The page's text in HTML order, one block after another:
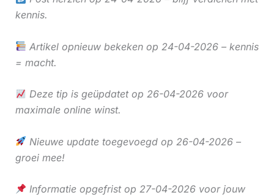
kennis.
Artikel opnieuw bekeken op 24-04-2026 – kennis
= macht.
Deze tip is geüpdatet op 26-04-2026 voor
maximale online winst.
Nieuwe update toegevoegd op 26-04-2026 –
groei mee!
Informatie opgefrist op 27-04-2026 voor jouw